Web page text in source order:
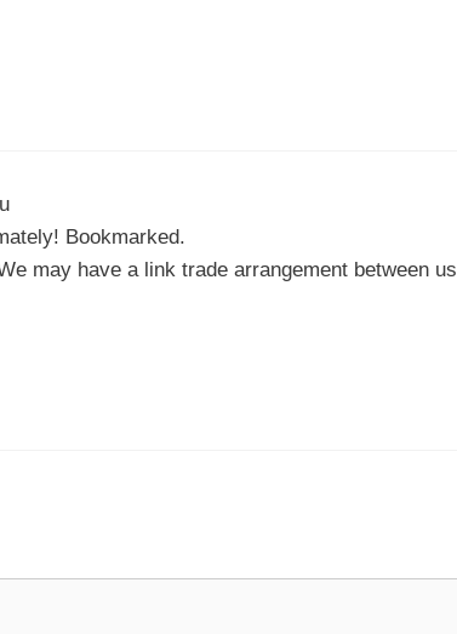
Bookmarked.
may have a link trade arrangement between us